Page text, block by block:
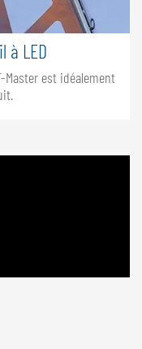
à LED
Master est idéalement